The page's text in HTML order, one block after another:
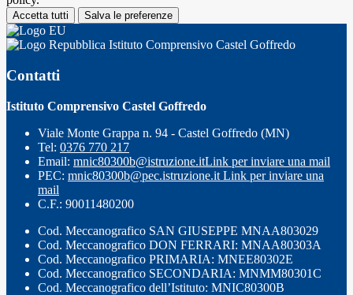
Accetta tutti Salva le preferenze
Istituto Comprensivo Castel Goffredo
Contatti
Istituto Comprensivo Castel Goffredo
Viale Monte Grappa n. 94 - Castel Goffredo (MN)
Tel: 0376 770 217
Email: mnic80300b@istruzione.itLink per inviare una mail
PEC: mnic80300b@pec.istruzione.it Link per inviare una
mail
C.F.: 90011480200
Cod. Meccanografico SAN GIUSEPPE MNAA803029
Cod. Meccanografico DON FERRARI: MNAA80303A
Cod. Meccanografico PRIMARIA: MNEE80302E
Cod. Meccanografico SECONDARIA: MNMM80301C
Cod. Meccanografico dell’Istituto: MNIC80300B